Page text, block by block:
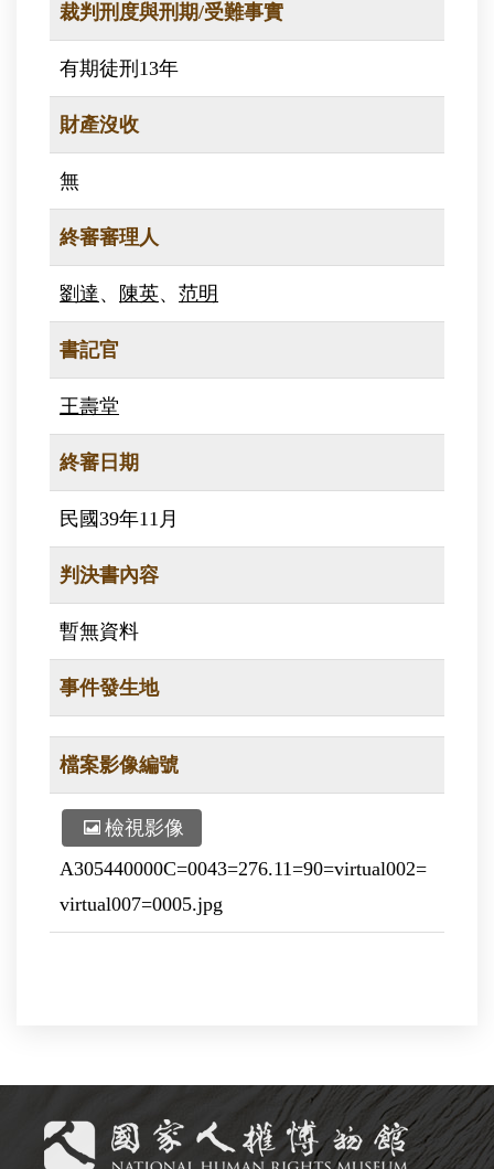
裁判刑度與刑期/受難事實
有期徒刑13年
財產沒收
無
終審審理人
劉達、 陳英、 范明
書記官
王壽堂
終審日期
民國39年11月
判決書內容
暫無資料
事件發生地
檔案影像編號
檢視影像
A305440000C=0043=276.11=90=virtual002=
virtual007=0005.jpg